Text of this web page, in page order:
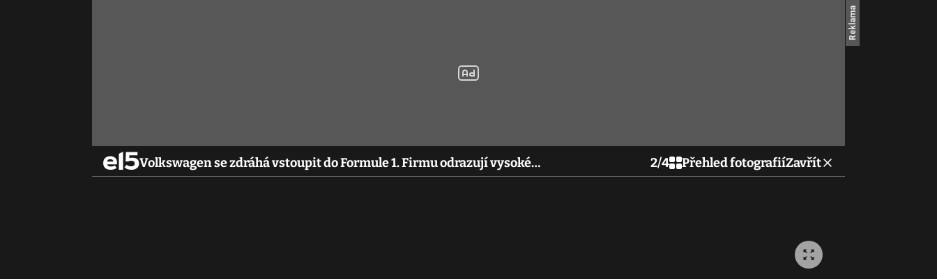
Volkswagen se zdráhá vstoupit do Formule 1. Firmu odrazují vysoké… 2/4 Přehled fotografiíZavřít